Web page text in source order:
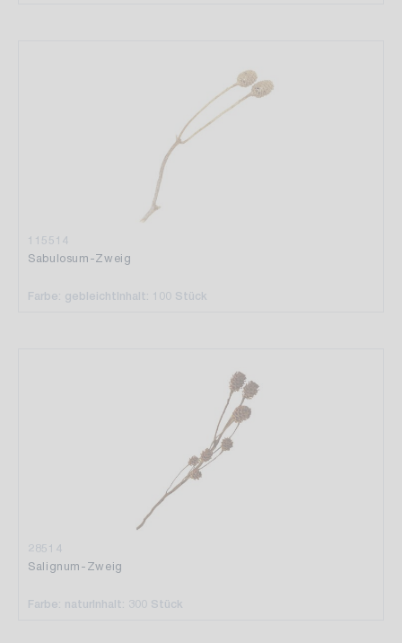
115514
Sabulosum-Zweig
Farbe: gebleichtInhalt: 100 Stück
28514
Salignum-Zweig
Farbe: naturInhalt: 300 Stück